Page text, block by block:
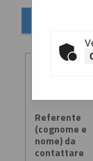
Referente
(cognome e
nome) da
contattare